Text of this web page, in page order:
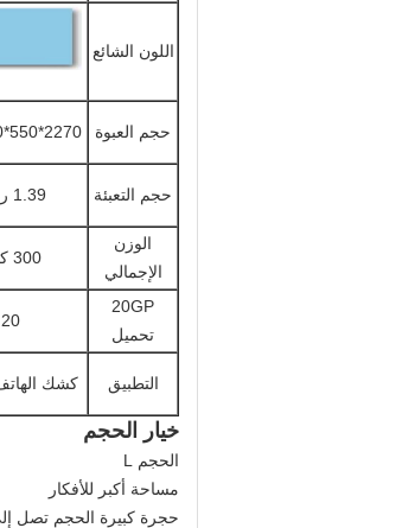
اللون الشائع
حجم العبوة 2270*550*1110ملم
حجم التعبئة 1.39 رطل
الوزن
الإجمالي
300 كجم
20GP
تحميل
20
التطبيق كشك
خيار الحجم
الحجم L
مساحة أكبر للأفكار
حجرة كبيرة الحجم تصل